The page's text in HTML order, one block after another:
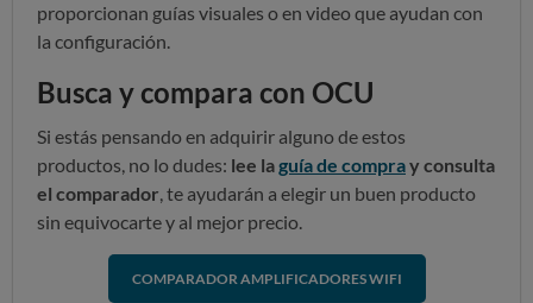
proporcionan guías visuales o en video que ayudan con
la configuración.
Busca y compara con OCU
Si estás pensando en adquirir alguno de estos
productos, no lo dudes: lee laguía de compray consulta
el comparador, te ayudarán a elegir un buen producto
sin equivocarte y al mejor precio.
COMPARADOR AMPLIFICADORES WIFI